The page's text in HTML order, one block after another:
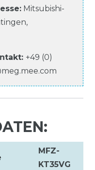
Mitsubishi-
,
+49 (0)
MFZ-
KT35VG